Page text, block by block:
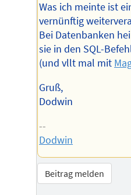
Was ich meinte ist
vernünftig
Bei Datenbanken
sie in den SQL-
(und vllt mal mit
Gruß,
Dodwin
--
Dodwin
Beitrag melden